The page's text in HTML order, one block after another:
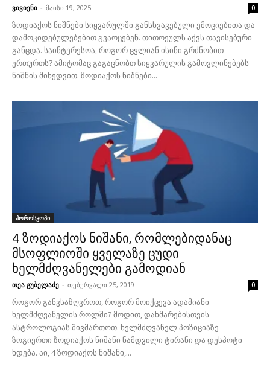
ვივიენი - მაისი 19, 2025 0
ზოდიაქოს ნიშნები სიყვარულში განსხვავებული ემოციებითა და
დამოკიდებულებებით გვაოცებენ. თითოეულს აქვს თავისებური
განცდა. საინტერესოა, როგორ ცვლიან ისინი გრძნობით
ერთურთს? ამიტომაც გაგაცნობთ სიყვარულის გამოვლინებებს
ნიშნის მიხედვით. ზოდიაქოს ნიშნები...
ჰოროსკოპი
4 ზოდიაქოს ნიშანი, რომლებიდანაც
მსოფლიოში ყველაზე ცუდი
ხელმძღვანელები გამოდიან
თეა გუბელაძე - თებერვალი 25, 2019 0
როგორ განვსაზღვროთ, როგორ მოიქცევა ადამიანი
ხელმძღვანელის როლში? მოდით, დახმარებისთვის
ასტროლოგიას მივმართოთ. ხელმძღვანელ პოზიციაზე
ზოგიერთი ზოდიაქოს ნიშანი ნამდვილი ტირანი და დესპოტი
ხდება. აი, 4 ზოდიაქოს ნიშანი,...